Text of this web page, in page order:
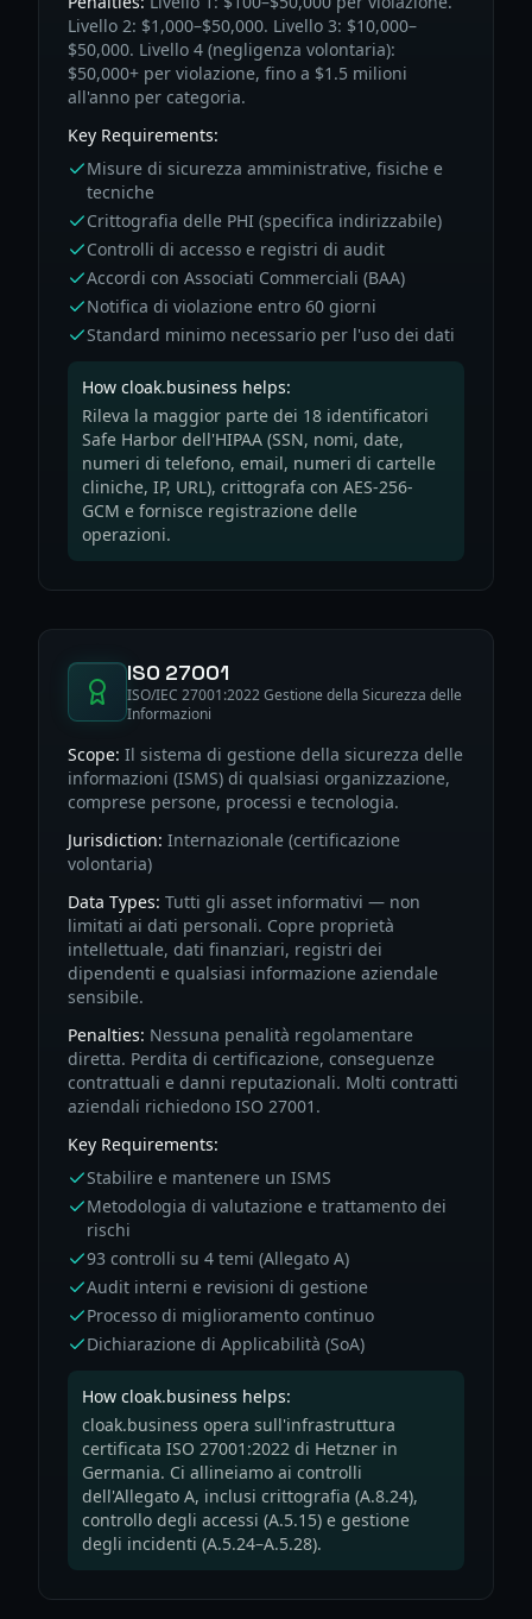
Livello 2: $1,000–$50,000. Livello 3: $10,000–
$50,000. Livello 4 (negligenza volontaria):
$50,000+ per violazione, fino a $1.5 milioni
all'anno per categoria.
Key Requirements:
Misure di sicurezza amministrative, fisiche e
tecniche
Crittografia delle PHI (specifica indirizzabile)
Controlli di accesso e registri di audit
Accordi con Associati Commerciali (BAA)
Notifica di violazione entro 60 giorni
Standard minimo necessario per l'uso dei dati
How cloak.business helps:
Rileva la maggior parte dei 18 identificatori
Safe Harbor dell'HIPAA (SSN, nomi, date,
numeri di telefono, email, numeri di cartelle
cliniche, IP, URL), crittografa con AES-256-
GCM e fornisce registrazione delle
operazioni.
ISO 27001
ISO/IEC 27001:2022 Gestione della Sicurezza delle
Informazioni
Scope: Il sistema di gestione della sicurezza delle
informazioni (ISMS) di qualsiasi organizzazione,
comprese persone, processi e tecnologia.
Jurisdiction: Internazionale (certificazione
volontaria)
Data Types: Tutti gli asset informativi — non
limitati ai dati personali. Copre proprietà
intellettuale, dati finanziari, registri dei
dipendenti e qualsiasi informazione aziendale
sensibile.
Penalties: Nessuna penalità regolamentare
diretta. Perdita di certificazione, conseguenze
contrattuali e danni reputazionali. Molti contratti
aziendali richiedono ISO 27001.
Key Requirements:
Stabilire e mantenere un ISMS
Metodologia di valutazione e trattamento dei
rischi
93 controlli su 4 temi (Allegato A)
Audit interni e revisioni di gestione
Processo di miglioramento continuo
Dichiarazione di Applicabilità (SoA)
How cloak.business helps:
cloak.business opera sull'infrastruttura
certificata ISO 27001:2022 di Hetzner in
Germania. Ci allineiamo ai controlli
dell'Allegato A, inclusi crittografia (A.8.24),
controllo degli accessi (A.5.15) e gestione
degli incidenti (A.5.24–A.5.28).